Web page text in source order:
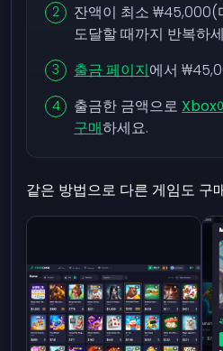
잔액이 최소 ₩45,000(
도달할 때까지 반복하
출금 페이지에서
출금한 금액으로 Xbox
구매하세요.
같은 방법으로 다른 게임도 구